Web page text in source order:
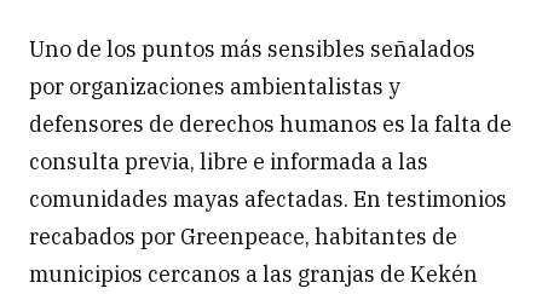
Uno de los puntos más sensibles señalados
por organizaciones ambientalistas y
defensores de derechos humanos es la falta de
consulta previa, libre e informada a las
comunidades mayas afectadas. En testimonios
recabados por Greenpeace, habitantes de
municipios cercanos a las granjas de Kekén